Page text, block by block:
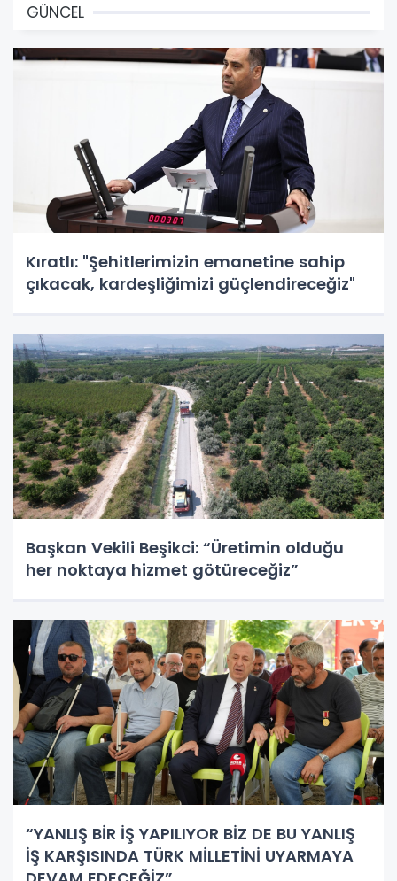
GÜNCEL
Kıratlı: "Şehitlerimizin emanetine sahip
çıkacak, kardeşliğimizi güçlendireceğiz"
Başkan Vekili Beşikci: “Üretimin olduğu
her noktaya hizmet götüreceğiz”
“YANLIŞ BİR İŞ YAPILIYOR BİZ DE BU YANLIŞ
İŞ KARŞISINDA TÜRK MİLLETİNİ UYARMAYA